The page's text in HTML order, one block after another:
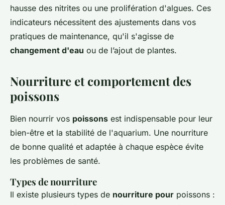
hausse des nitrites ou une prolifération d'algues. Ces
indicateurs nécessitent des ajustements dans vos
pratiques de maintenance, qu'il s'agisse de
changement d'eau ou de l’ajout de plantes.
Nourriture et comportement des
poissons
Bien nourrir vos poissons est indispensable pour leur
bien-être et la stabilité de l'aquarium. Une nourriture
de bonne qualité et adaptée à chaque espèce évite
les problèmes de santé.
Types de nourriture
Il existe plusieurs types de nourriture pour poissons :